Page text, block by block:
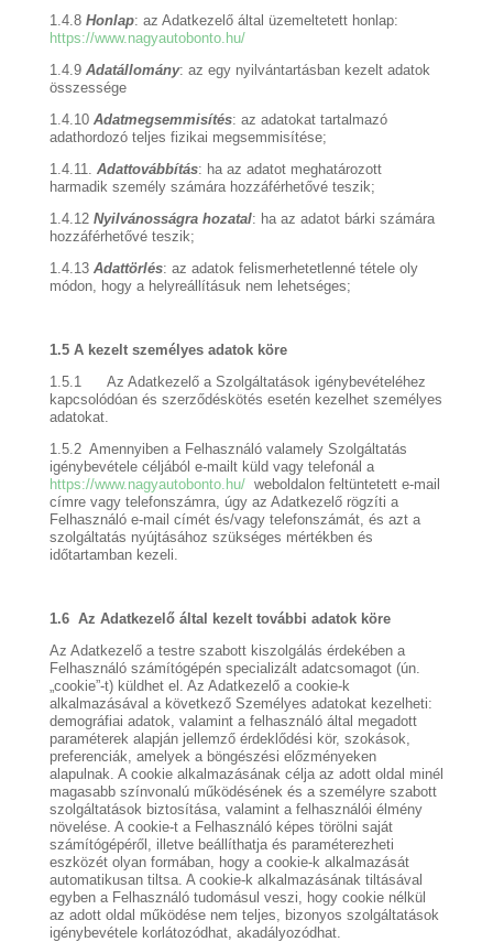
1.4.8 Honlap: az Adatkezelő által üzemeltetett honlap:
https://www.nagyautobonto.hu/
1.4.9 Adatállomány: az egy nyilvántartásban kezelt adatok
összessége
1.4.10 Adatmegsemmisítés: az adatokat tartalmazó
adathordozó teljes fizikai megsemmisítése;
1.4.11. Adattovábbítás: ha az adatot meghatározott
harmadik személy számára hozzáférhetővé teszik;
1.4.12 Nyilvánosságra hozatal: ha az adatot bárki számára
hozzáférhetővé teszik;
1.4.13 Adattörlés: az adatok felismerhetetlenné tétele oly
módon, hogy a helyreállításuk nem lehetséges;
1.5 A kezelt személyes adatok köre
1.5.1 Az Adatkezelő a Szolgáltatások igénybevételéhez
kapcsolódóan és szerződéskötés esetén kezelhet személyes
adatokat.
1.5.2 Amennyiben a Felhasználó valamely Szolgáltatás
igénybevétele céljából e-mailt küld vagy telefonál a
https://www.nagyautobonto.hu/weboldalon feltüntetett e-mail
címre vagy telefonszámra, úgy az Adatkezelő rögzíti a
Felhasználó e-mail címét és/vagy telefonszámát, és azt a
szolgáltatás nyújtásához szükséges mértékben és
időtartamban kezeli.
1.6 Az Adatkezelő által kezelt további adatok köre
Az Adatkezelő a testre szabott kiszolgálás érdekében a
Felhasználó számítógépén specializált adatcsomagot (ún.
„cookie”-t) küldhet el. Az Adatkezelő a cookie-k
alkalmazásával a következő Személyes adatokat kezelheti:
demográfiai adatok, valamint a felhasználó által megadott
paraméterek alapján jellemző érdeklődési kör, szokások,
preferenciák, amelyek a böngészési előzményeken
alapulnak. A cookie alkalmazásának célja az adott oldal minél
magasabb színvonalú működésének és a személyre szabott
szolgáltatások biztosítása, valamint a felhasználói élmény
növelése. A cookie-t a Felhasználó képes törölni saját
számítógépéről, illetve beállíthatja és paraméterezheti
eszközét olyan formában, hogy a cookie-k alkalmazását
automatikusan tiltsa. A cookie-k alkalmazásának tiltásával
egyben a Felhasználó tudomásul veszi, hogy cookie nélkül
az adott oldal működése nem teljes, bizonyos szolgáltatások
igénybevétele korlátozódhat, akadályozódhat.